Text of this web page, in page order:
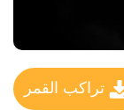
تراكب القمر